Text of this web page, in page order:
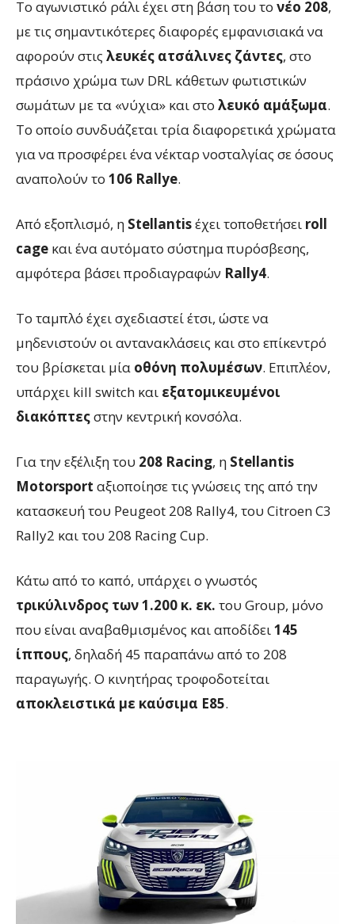
Το αγωνιστικό ράλι έχει στη βάση του το νέο 208,
με τις σημαντικότερες διαφορές εμφανισιακά να
αφορούν στις λευκές ατσάλινες ζάντες, στο
πράσινο χρώμα των DRL κάθετων φωτιστικών
σωμάτων με τα «νύχια» και στο λευκό αμάξωμα.
Το οποίο συνδυάζεται τρία διαφορετικά χρώματα
για να προσφέρει ένα νέκταρ νοσταλγίας σε όσους
αναπολούν το 106 Rallye.
Από εξοπλισμό, η Stellantisέχει τοποθετήσει roll
cage και ένα αυτόματο σύστημα πυρόσβεσης,
αμφότερα βάσει προδιαγραφών Rally4.
Το ταμπλό έχει σχεδιαστεί έτσι, ώστε να
μηδενιστούν οι αντανακλάσεις και στο επίκεντρό
του βρίσκεται μία οθόνη πολυμέσων. Επιπλέον,
υπάρχει kill switch και εξατομικευμένοι
διακόπτεςστην κεντρική κονσόλα.
Για την εξέλιξη του 208 Racing, η Stellantis
Motorsport αξιοποίησε τις γνώσεις της από την
κατασκευή του Peugeot 208 Rally4, του Citroen C3
Rally2 και του 208 Racing Cup.
Κάτω από το καπό, υπάρχει ο γνωστός
τρικύλινδρος των 1.200 κ. εκ. του Group, μόνο
που είναι αναβαθμισμένος και αποδίδει145
ίππους, δηλαδή 45 παραπάνω από το 208
παραγωγής. Ο κινητήρας τροφοδοτείται
αποκλειστικά με καύσιμα E85.